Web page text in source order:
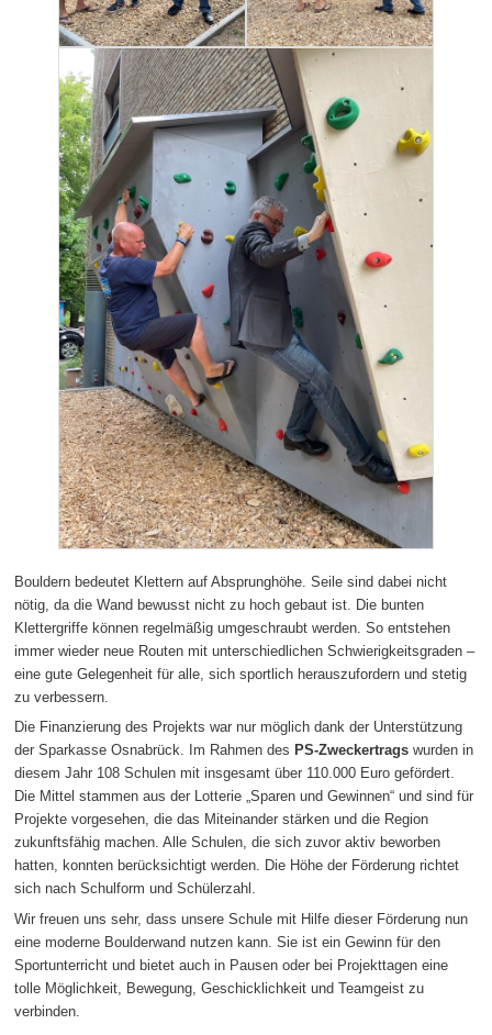
Bouldern bedeutet Klettern auf Absprunghöhe. Seile sind dabei nicht
nötig, da die Wand bewusst nicht zu hoch gebaut ist. Die bunten
Klettergriffe können regelmäßig umgeschraubt werden. So entstehen
immer wieder neue Routen mit unterschiedlichen Schwierigkeitsgraden –
eine gute Gelegenheit für alle, sich sportlich herauszufordern und stetig
zu verbessern.
Die Finanzierung des Projekts war nur möglich dank der Unterstützung
der Sparkasse Osnabrück. Im Rahmen des PS-Zweckertrags wurden in
diesem Jahr 108 Schulen mit insgesamt über 110.000 Euro gefördert.
Die Mittel stammen aus der Lotterie „Sparen und Gewinnen“ und sind für
Projekte vorgesehen, die das Miteinander stärken und die Region
zukunftsfähig machen. Alle Schulen, die sich zuvor aktiv beworben
hatten, konnten berücksichtigt werden. Die Höhe der Förderung richtet
sich nach Schulform und Schülerzahl.
Wir freuen uns sehr, dass unsere Schule mit Hilfe dieser Förderung nun
eine moderne Boulderwand nutzen kann. Sie ist ein Gewinn für den
Sportunterricht und bietet auch in Pausen oder bei Projekttagen eine
tolle Möglichkeit, Bewegung, Geschicklichkeit und Teamgeist zu
verbinden.